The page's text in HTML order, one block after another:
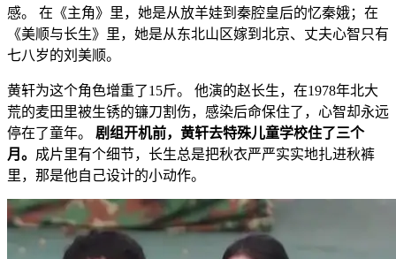
感。 在《主角》里，她是从放羊娃到秦腔皇后的忆秦娥；在
《美顺与长生》里，她是从东北山区嫁到北京、丈夫心智只有
七八岁的刘美顺。
黄轩为这个角色增重了15斤。 他演的赵长生，在1978年北大
荒的麦田里被生锈的镰刀割伤，感染后命保住了，心智却永远
停在了童年。 剧组开机前，黄轩去特殊儿童学校住了三个
月。 成片里有个细节，长生总是把秋衣严严实实地扎进秋裤
里，那是他自己设计的小动作。